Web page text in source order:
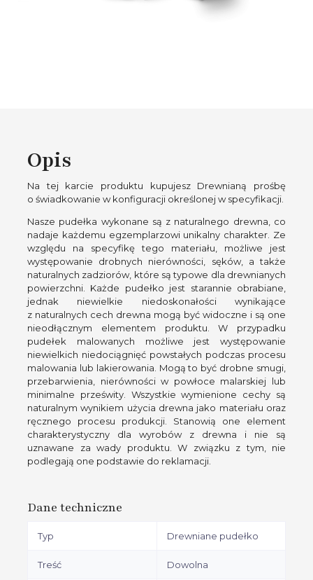
Opis
Na tej karcie produktu kupujesz Drewnianą prośbę
o świadkowanie w konfiguracji określonej w specyfikacji.
Nasze pudełka wykonane są z naturalnego drewna, co
nadaje każdemu egzemplarzowi unikalny charakter. Ze
względu na specyfikę tego materiału, możliwe jest
występowanie drobnych nierówności, sęków, a także
naturalnych zadziorów, które są typowe dla drewnianych
powierzchni. Każde pudełko jest starannie obrabiane,
jednak niewielkie niedoskonałości wynikające
z naturalnych cech drewna mogą być widoczne i są one
nieodłącznym elementem produktu. W przypadku
pudełek malowanych możliwe jest występowanie
niewielkich niedociągnięć powstałych podczas procesu
malowania lub lakierowania. Mogą to być drobne smugi,
przebarwienia, nierówności w powłoce malarskiej lub
minimalne prześwity. Wszystkie wymienione cechy są
naturalnym wynikiem użycia drewna jako materiału oraz
ręcznego procesu produkcji. Stanowią one element
charakterystyczny dla wyrobów z drewna i nie są
uznawane za wady produktu. W związku z tym, nie
podlegają one podstawie do reklamacji.
Dane techniczne
Typ Drewniane pudełko
Treść Dowolna